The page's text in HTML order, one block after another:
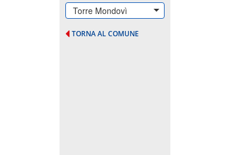
Torre Mondovì
TORNA AL COMUNE